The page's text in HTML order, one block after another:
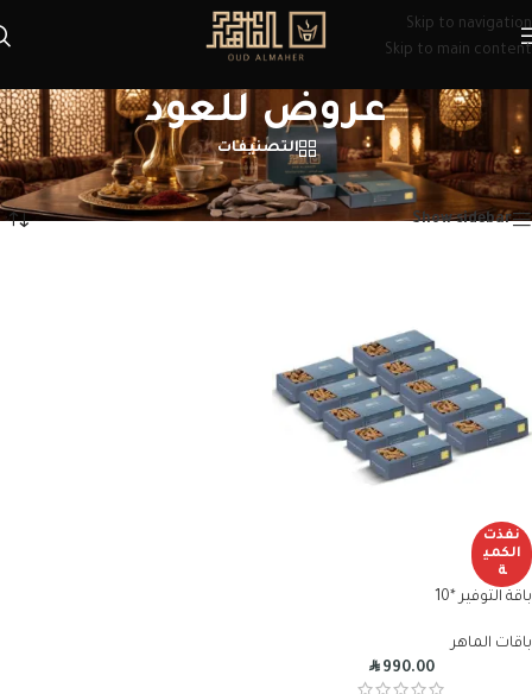
Skip to navigation
Skip to main content
عروض للعود
التصنيفات
الرئيسية/منتجات تحت الوسم “عروض للعود” عرض النتيجة الوحيدة
Show sidebar
نفذت
الكمي
ة
باقة التوفير *10
باقات الماهر
R990.00